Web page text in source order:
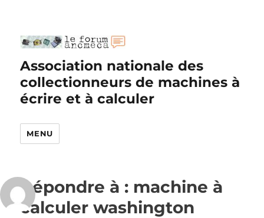
Association nationale des
collectionneurs de machines à
écrire et à calculer
MENU
Répondre à : machine à
calculer washington